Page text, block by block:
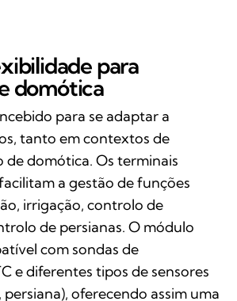
para
domótica
para se adaptar a
tanto em contextos de
de domótica. Os terminais
a gestão de funções
irrigação, controlo de
de persianas. O módulo
com sondas de
e diferentes tipos de sensores
oferecendo assim uma